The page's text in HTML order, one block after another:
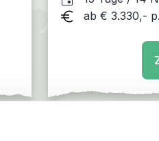
Makawao/
ab € 3.330,-